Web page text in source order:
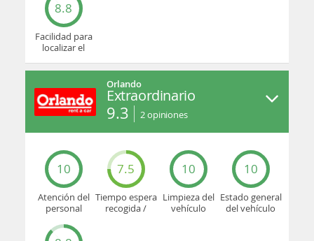
8.8
Facilidad para
localizar el
oficina
Orlando
Extraordinario
9.3 2opiniones
10
Atención del
personal
7.5
Tiempo espera
recogida /
10
Limpieza del
vehículo
10
Estado general
del vehículo